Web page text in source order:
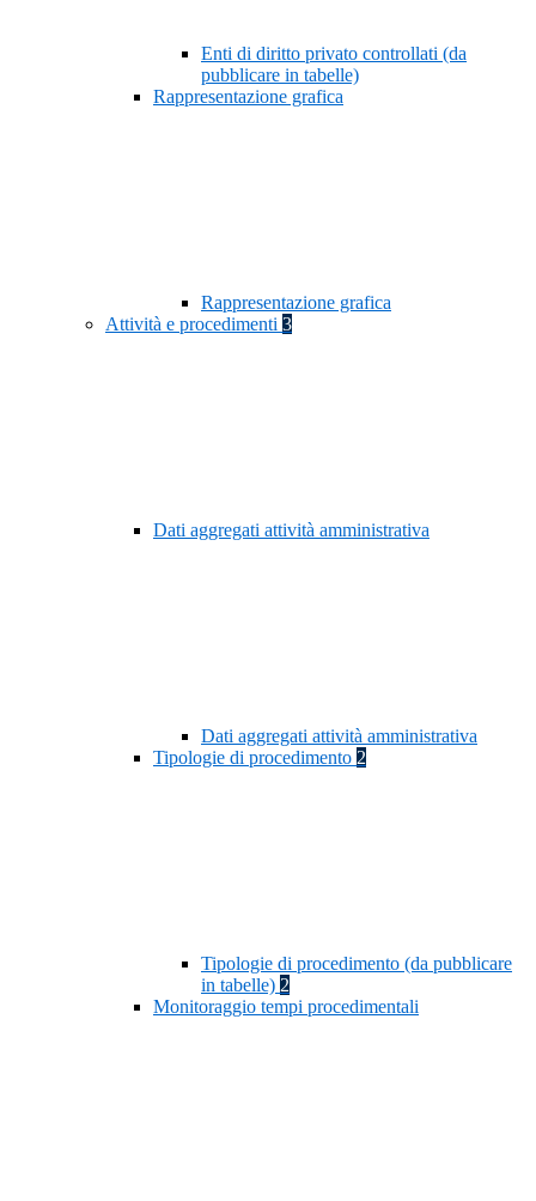
Enti di diritto privato controllati (da
pubblicare in tabelle)
Rappresentazione grafica
Rappresentazione grafica
Attività e procedimenti 3
Dati aggregati attività amministrativa
Dati aggregati attività amministrativa
Tipologie di procedimento 2
Tipologie di procedimento (da pubblicare
in tabelle) 2
Monitoraggio tempi procedimentali